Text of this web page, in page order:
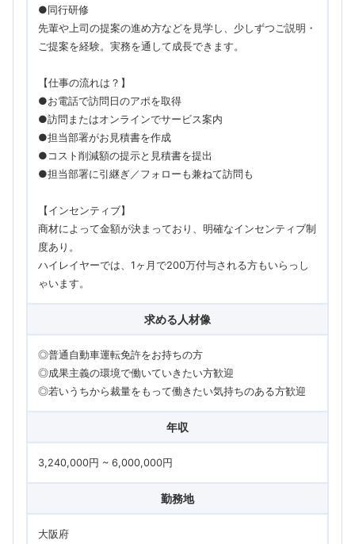
●同行研修
先輩や上司の提案の進め方などを見学し、少しずつご説明・
ご提案を経験。実務を通して成長できます。
【仕事の流れは？】
●お電話で訪問日のアポを取得
●訪問またはオンラインでサービス案内
●担当部署がお見積書を作成
●コスト削減額の提示と見積書を提出
●担当部署に引継ぎ／フォローも兼ねて訪問も
【インセンティブ】
商材によって金額が決まっており、明確なインセンティブ制
度あり。
ハイレイヤーでは、1ヶ月で200万付与される方もいらっし
ゃいます。
求める人材像
◎普通自動車運転免許をお持ちの方
◎成果主義の環境で働いていきたい方歓迎
◎若いうちから裁量をもって働きたい気持ちのある方歓迎
年収
3,240,000円 ~ 6,000,000円
勤務地
大阪府